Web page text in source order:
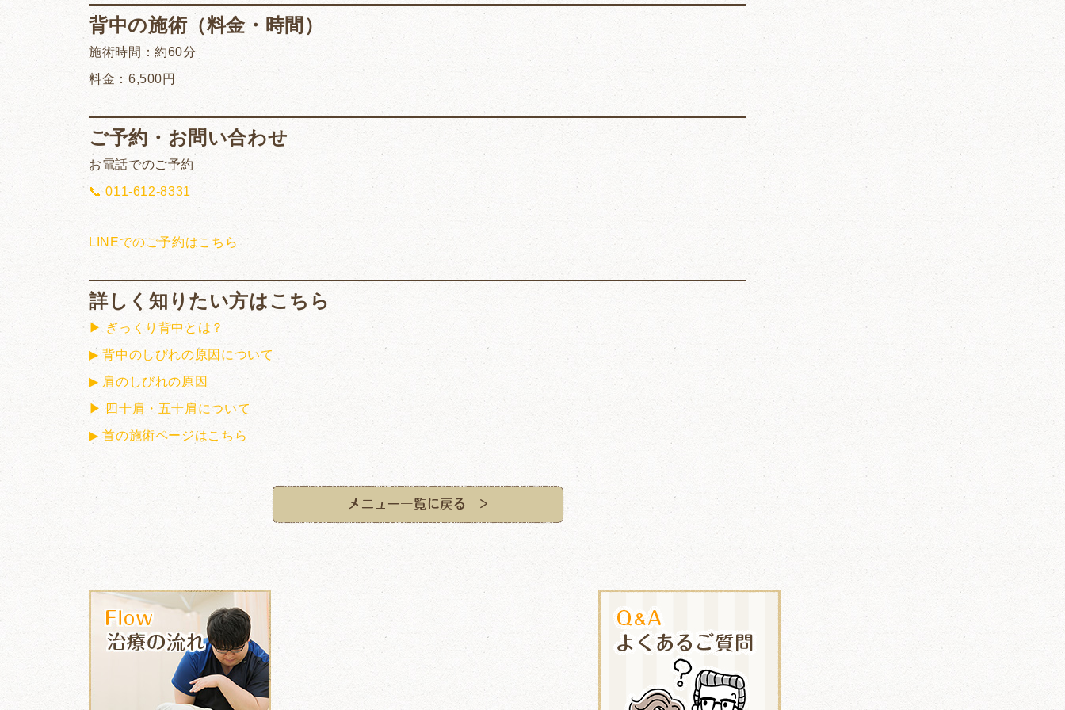
背中の施術（料金・時間）
施術時間：約60分
料金：6,500円
ご予約・お問い合わせ
お電話でのご予約
📞 011-612-8331
LINEでのご予約はこちら
詳しく知りたい方はこちら
▶ ぎっくり背中とは？
▶ 背中のしびれの原因について
▶ 肩のしびれの原因
▶ 四十肩・五十肩について
▶ 首の施術ページはこちら